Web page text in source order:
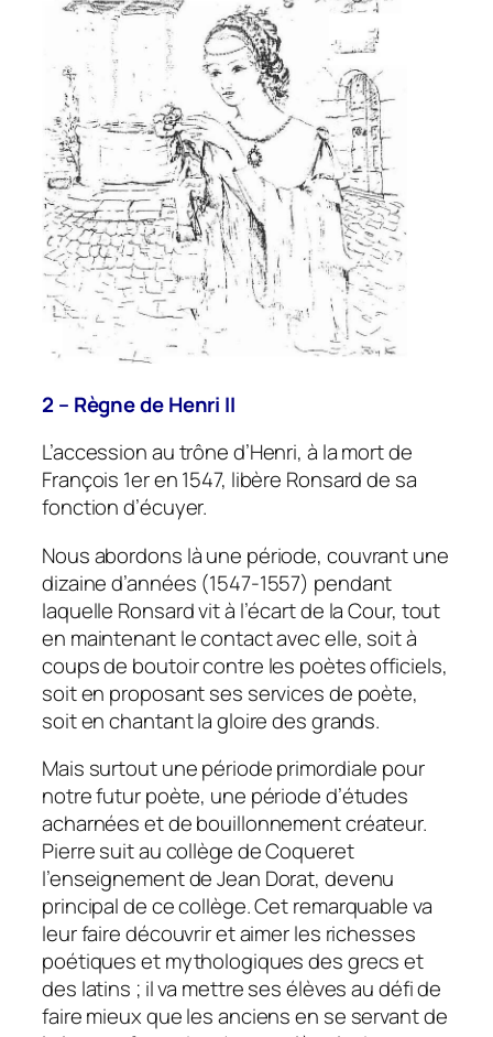
2 – Règne de Henri II
L’accession au trône d’Henri, à la mort de
François 1er en 1547, libère Ronsard de sa
fonction d’écuyer.
Nous abordons là une période, couvrant une
dizaine d’années (1547-1557) pendant
laquelle Ronsard vit à l’écart de la Cour, tout
en maintenant le contact avec elle, soit à
coups de boutoir contre les poètes officiels,
soit en proposant ses services de poète,
soit en chantant la gloire des grands.
Mais surtout une période primordiale pour
notre futur poète, une période d’études
acharnées et de bouillonnement créateur.
Pierre suit au collège de Coqueret
l’enseignement de Jean Dorat, devenu
principal de ce collège. Cet remarquable va
leur faire découvrir et aimer les richesses
poétiques et mythologiques des grecs et
des latins ; il va mettre ses élèves au défi de
faire mieux que les anciens en se servant de